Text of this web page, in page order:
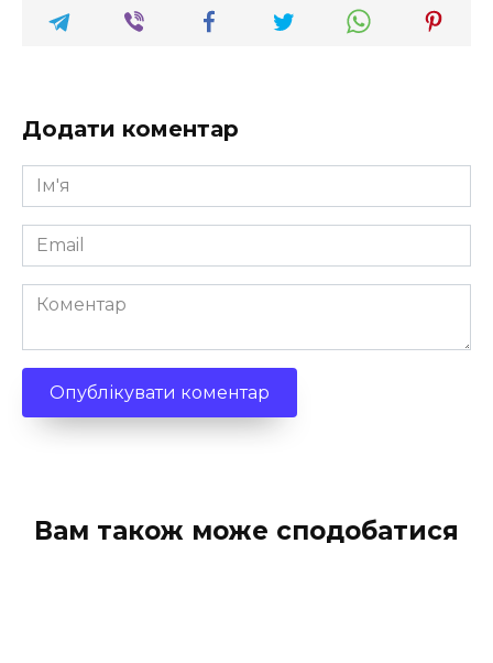
Додати коментар
Ім'я
*
Email
*
Коментар
Вам також може сподобатися